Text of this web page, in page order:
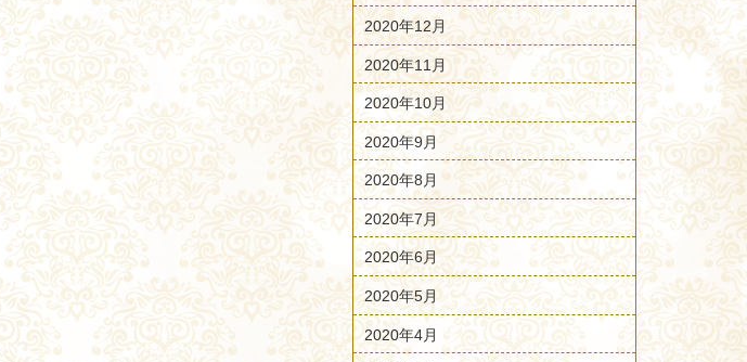
2020年12月
2020年11月
2020年10月
2020年9月
2020年8月
2020年7月
2020年6月
2020年5月
2020年4月